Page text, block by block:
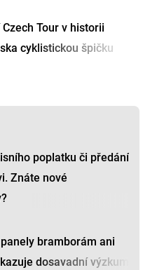
Tour v historii
cyklistickou špičku
poplatku či předání
Znáte nové
bramborám ani
dosavadní výzkum